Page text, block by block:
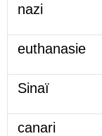
nazi
euthanasie
Sinaï
canari